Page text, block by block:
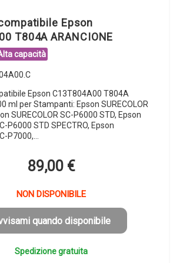
Epson
T804A ARANCIONE
capacità
Epson C13T804A00 T804A
ml per Stampanti: Epson SURECOLOR
SURECOLOR SC-P6000 STD, Epson
P6000 STD SPECTRO, Epson
P7000,…
89,00 €
NON DISPONIBILE
quando disponibile
Spedizione gratuita